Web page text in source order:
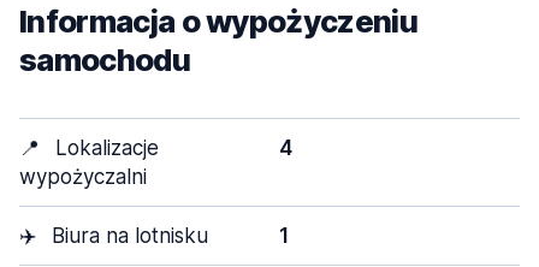
Informacja o wypożyczeniu
samochodu
📍
Lokalizacje
wypożyczalni
4
✈️ Biura na lotnisku 1